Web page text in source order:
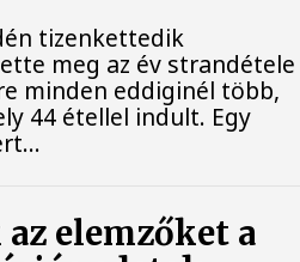
tizenkettedik
meg az év strandétele
minden eddiginél több,
44 étellel indult. Egy
elemzőket a